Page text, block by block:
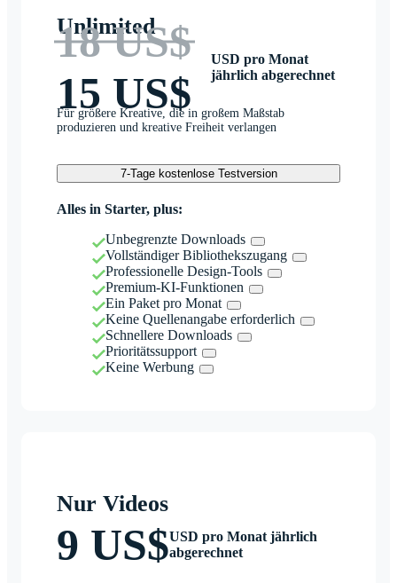
Unlimited
18 US$
15 US$
USD pro Monat
jährlich abgerechnet
Für größere Kreative, die in großem Maßstab
produzieren und kreative Freiheit verlangen
7-Tage kostenlose Testversion
Alles in Starter, plus:
Unbegrenzte Downloads
Vollständiger Bibliothekszugang
Professionelle Design-Tools
Premium-KI-Funktionen
Ein Paket pro Monat
Keine Quellenangabe erforderlich
Schnellere Downloads
Prioritätssupport
Keine Werbung
Nur Videos
9 US$USD pro Monat jährlich
abgerechnet